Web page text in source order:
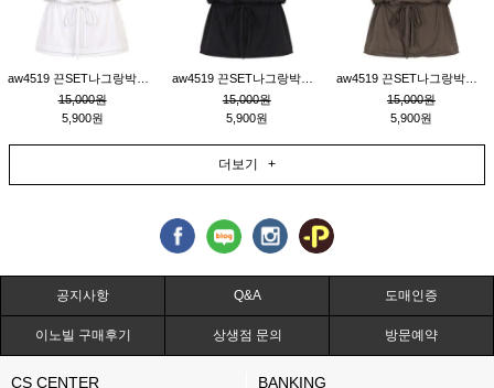
15,000원
5,900원
15,000원
5,900원
15,000원
5,900원
더보기 +
공지사항 Q&A 도매인증
이노빌 구매후기 상생점 문의 방문예약
CS CENTER BANKING